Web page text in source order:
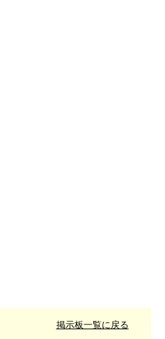
掲示板一覧に戻る